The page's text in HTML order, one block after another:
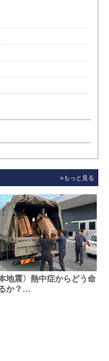
»もっと見る
本地震〉熱中症からどう命
か？…